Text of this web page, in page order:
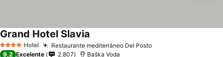
4 EstrellasHotel Restaurante mediterráneo Del Posto
Grand Hotel Slavia
9,2 Excelente 2.807 Baška Voda